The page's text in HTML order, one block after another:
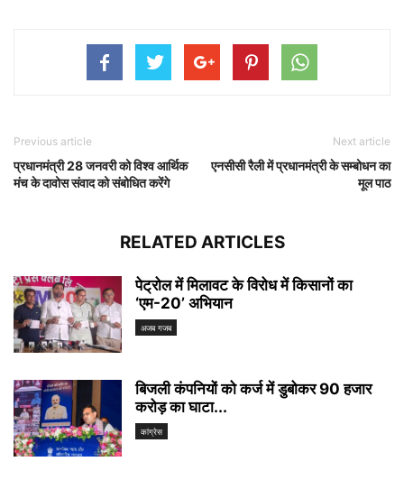
Previous article
प्रधानमंत्री 28 जनवरी को विश्व आर्थिक
मंच के दावोस संवाद को संबोधित करेंगे
Next article
एनसीसी रैली में प्रधानमंत्री के सम्‍बोधन का
मूल पाठ
RELATED ARTICLES
पेट्रोल में मिलावट के विरोध में किसानों का
‘एम-20’ अभियान
अजब गजब
बिजली कंपनियों को कर्ज में डुबोकर 90 हजार
करोड़ का घाटा...
कांग्रेस